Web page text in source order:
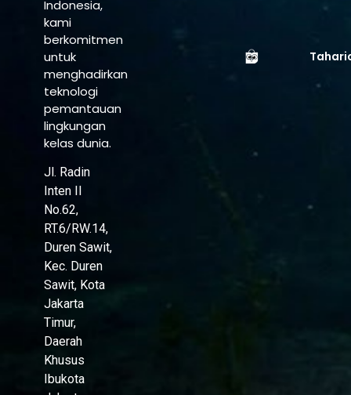
Indonesia,
kami
berkomitmen
untuk
menghadirkan
teknologi
pemantauan
lingkungan
kelas dunia.
Jl. Radin
Inten II
No.62,
RT.6/RW.14,
Duren Sawit,
Kec. Duren
Sawit, Kota
Jakarta
Timur,
Daerah
Khusus
Ibukota